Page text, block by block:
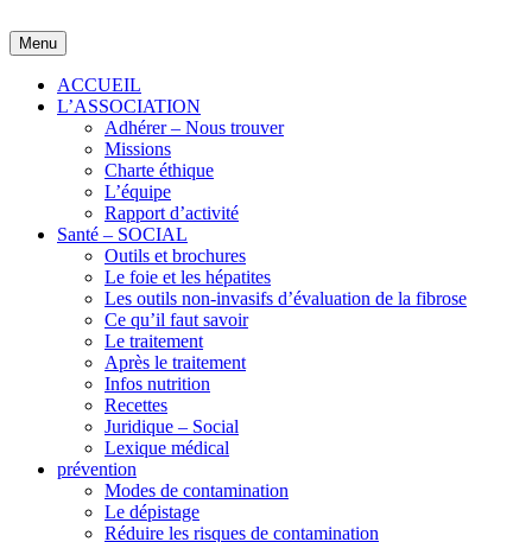
to
content
Menu
ACCUEIL
L’ASSOCIATION
Adhérer – Nous trouver
Missions
Charte éthique
L’équipe
Rapport d’activité
Santé – SOCIAL
Outils et brochures
Le foie et les hépatites
Les outils non-invasifs d’évaluation de la fibrose
Ce qu’il faut savoir
Le traitement
Après le traitement
Infos nutrition
Recettes
Juridique – Social
Lexique médical
prévention
Modes de contamination
Le dépistage
Réduire les risques de contamination